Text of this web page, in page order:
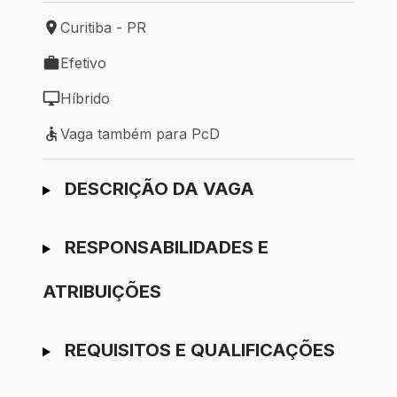
Local de trabalho: Curitiba - PR
Curitiba - PR
Tipo de vaga: Efetivo
Efetivo
Modelo de trabalho: Híbrido
Híbrido
Vaga também para PcD
Vaga também para PcD
Ir para candidatura
DESCRIÇÃO DA VAGA
RESPONSABILIDADES E
ATRIBUIÇÕES
REQUISITOS E QUALIFICAÇÕES